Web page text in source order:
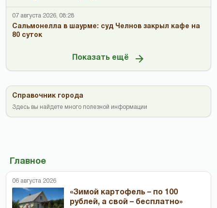
07 августа 2026, 08:28
Сальмонелла в шаурме: суд Челнов закрыл кафе на
80 суток
Показать ещё
Справочник города
Здесь вы найдете много полезной информации
Главное
06 августа 2026
«Зимой картофель – по 100
рублей, а свой – бесплатно»